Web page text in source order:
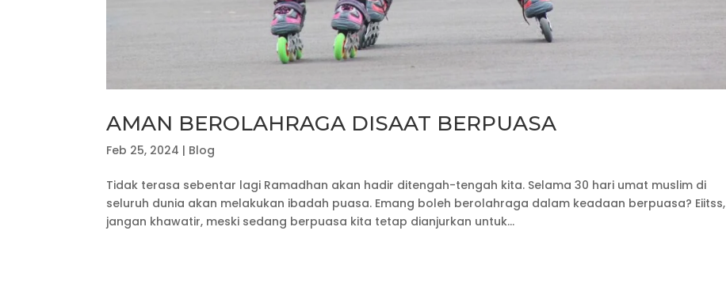
AMAN BEROLAHRAGA DISAAT BERPUASA
Feb 25, 2024 | Blog
Tidak terasa sebentar lagi Ramadhan akan hadir ditengah-tengah kita. Selama 30 hari umat muslim di
seluruh dunia akan melakukan ibadah puasa. Emang boleh berolahraga dalam keadaan berpuasa? Eiitss,
jangan khawatir, meski sedang berpuasa kita tetap dianjurkan untuk...